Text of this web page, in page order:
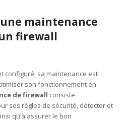
maintenance
firewall
configuré, sa maintenance est
son fonctionnement en
de firewall consiste
ses règles de sécurité, détecter et
qu’à assurer le bon